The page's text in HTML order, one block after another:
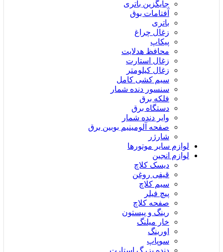
جایگزین باتری
آفتامات بوق
باتری
زغال چراغ
پیکاپ
محافظ هدلایت
زغال استارت
زغال کیلومتر
سیم کشی کامل
سنسور دنده شمار
فلکه برق
دستگاه برق
وایر دنده شمار
صفحه آلومینیم بوبین برق
شارژر
لوازم سایر موتورها
لوازم انجین
دیسک کلاچ
قیفی روغن
سیم کلاچ
پیچ فیلر
صفحه کلاچ
رینگ و پیستون
خار میلنگ
اورینگ
سوپاپ
دنده بزرگ استارت